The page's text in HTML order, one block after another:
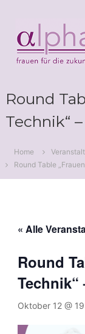
content
alpha
Frauen
für
die
Round
Technik“
Home
Round Table
« Alle
Round
Oktober 12 @